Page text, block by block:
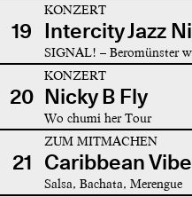
19
KONZERT
Intercity Jazz
SIGNAL! – Beromünster
20
KONZERT
Nicky B Fly
Wo chumi her Tour
21
ZUM MITMACHEN
Caribbean
Salsa, Bachata, Merengue